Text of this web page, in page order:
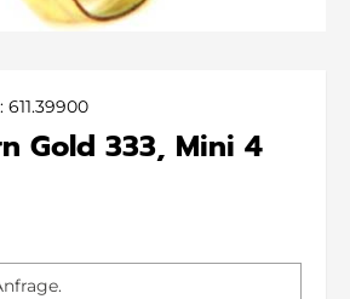
611.39900
Gold 333, Mini 4